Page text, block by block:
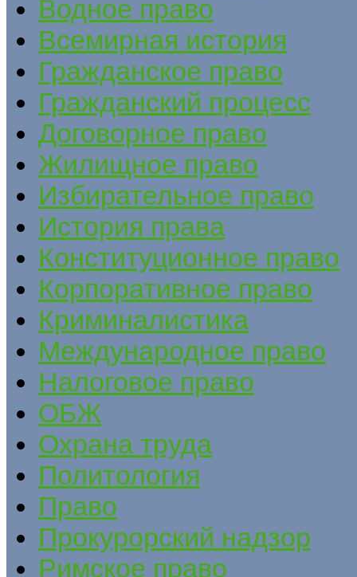
Водное право
Всемирная история
Гражданское право
Гражданский процесс
Договорное право
Жилищное право
Избирательное право
История права
Конституционное право
Корпоративное право
Криминалистика
Международное право
Налоговое право
ОБЖ
Охрана труда
Политология
Право
Прокурорский надзор
Римское право